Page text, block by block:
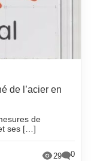
de l’acier en
de
ses […]
29 0